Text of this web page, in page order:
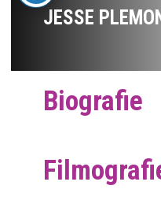
JESSE
Biografie